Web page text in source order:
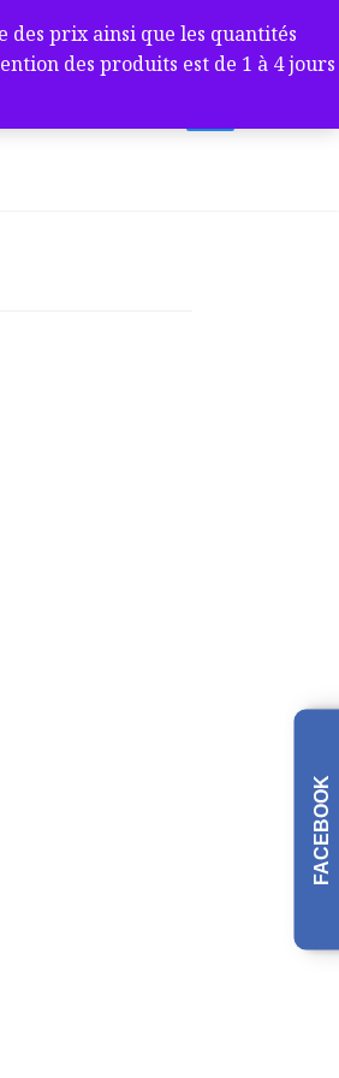
des prix ainsi que les quantités
des produits est de 1 à 4 jours
FACEBOOK